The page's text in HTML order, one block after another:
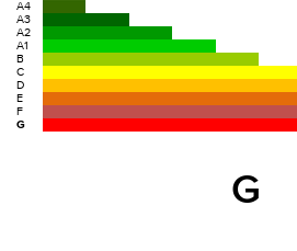
A4
A3
A2
A1
B
C
D
E
F
G
G